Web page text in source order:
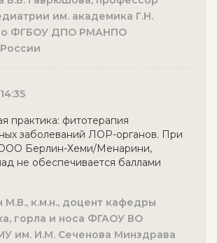
им. академика Г.Н.
ФГБОУ ДПО РМАНПО
практика: фитотерапия
заболеваний ЛОР-органов. При
Берлин-Хеми/Менарини,
не обеспечивается баллами
М.В., к.м.н., доцент кафедры
горла и носа ФГАОУ ВО
им. И.М. Сеченова Минздрава